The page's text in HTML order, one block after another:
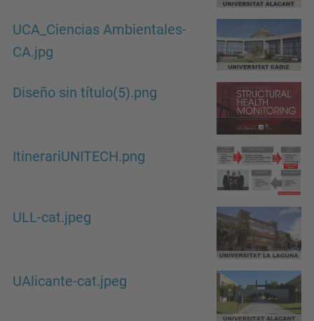
UCA_Ciencias Ambientales-
CA.jpg
Diseño sin título(5).png
ItinerariUNITECH.png
ULL-cat.jpeg
UAlicante-cat.jpeg